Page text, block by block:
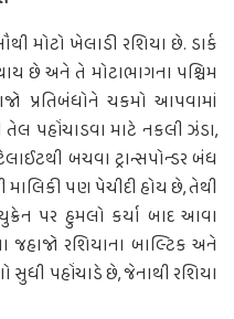
મોટો ખેલાડી રશિયા છે. ડાર્ક
છે અને તે મોટાભાગના પશ્ચિમ
પ્રતિબંધોને ચકમો આપવામાં
પહોંચાડવા માટે નકલી ઝંડા,
બચવા ટ્રાન્સપોન્ડર બંધ
પણ પેચીદી હોય છે, તેથી
પર હુમલો કર્યા બાદ આવા
રશિયાના બાલ્ટિક અને
સુધી પહોંચાડે છે, જેનાથી રશિયા